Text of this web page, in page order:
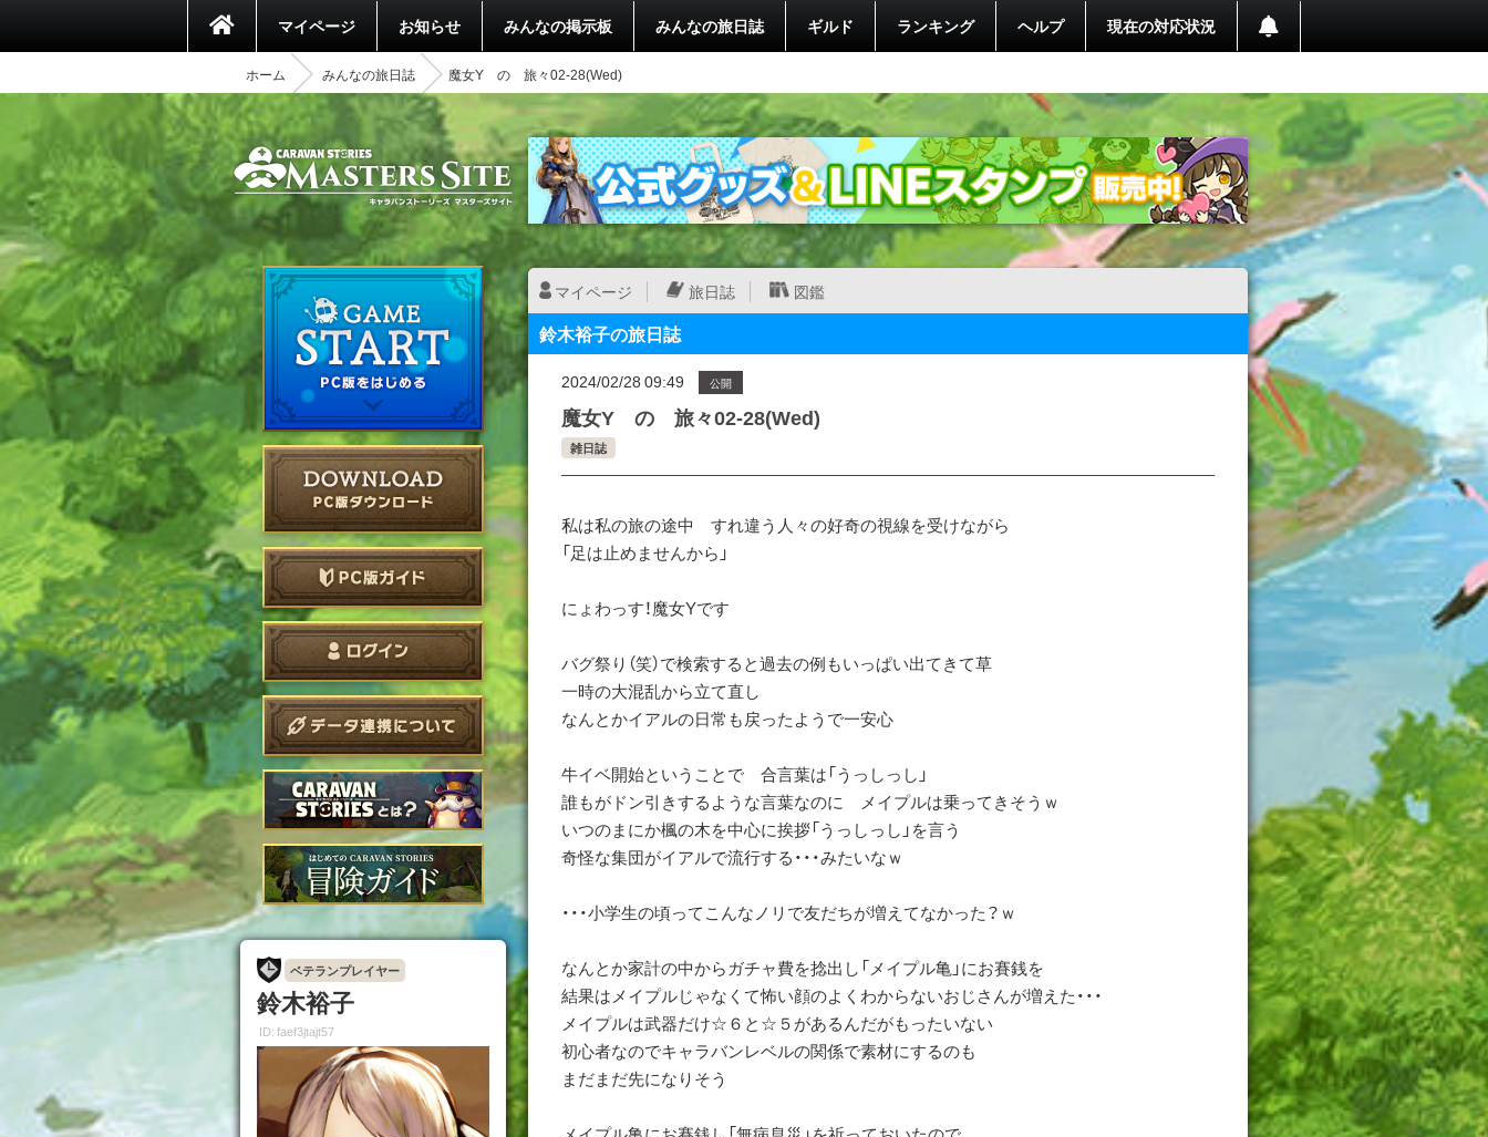
マイページ お知らせ みんなの掲示板 みんなの旅日誌 ギルド ランキング ヘルプ 現在の対応状況
ホーム みんなの旅日誌 魔女Y の 旅々02-28(Wed)
ベテランプレイヤー
鈴木裕子
ID: faef3jtajt57
マイページ 旅日誌 図鑑
鈴木裕子の旅日誌
2024/02/28 09:49 公開
魔女Y の 旅々02-28(Wed)
雑日誌
私は私の旅の途中 すれ違う人々の好奇の視線を受けながら
「足は止めませんから」
にょわっす！魔女Yです
バグ祭り（笑）で検索すると過去の例もいっぱい出てきて草
一時の大混乱から立て直し
なんとかイアルの日常も戻ったようで一安心
牛イベ開始ということで 合言葉は「うっしっし」
誰もがドン引きするような言葉なのに メイプルは乗ってきそうｗ
いつのまにか楓の木を中心に挨拶「うっしっし」を言う
奇怪な集団がイアルで流行する・・・みたいなｗ
・・・小学生の頃ってこんなノリで友だちが増えてなかった？ｗ
なんとか家計の中からガチャ費を捻出し「メイプル亀」にお賽銭を
結果はメイプルじゃなくて怖い顔のよくわからないおじさんが増えた・・・
メイプルは武器だけ☆６と☆５があるんだがもったいない
初心者なのでキャラバンレベルの関係で素材にするのも
まだまだ先になりそう